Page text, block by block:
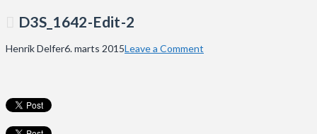
D3S_1642-Edit-2
Henrik Delfer6. marts 2015Leave a Comment